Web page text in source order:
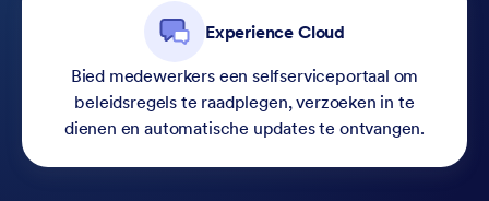
Experience Cloud
Bied medewerkers een selfserviceportaal om
beleidsregels te raadplegen, verzoeken in te
dienen en automatische updates te ontvangen.